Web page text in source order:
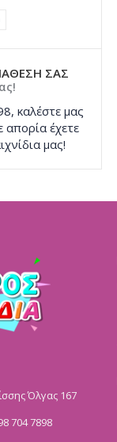
ΣΑΣ
καλέστε μας
απορία έχετε
μας!
Όλγας 167
704 7898